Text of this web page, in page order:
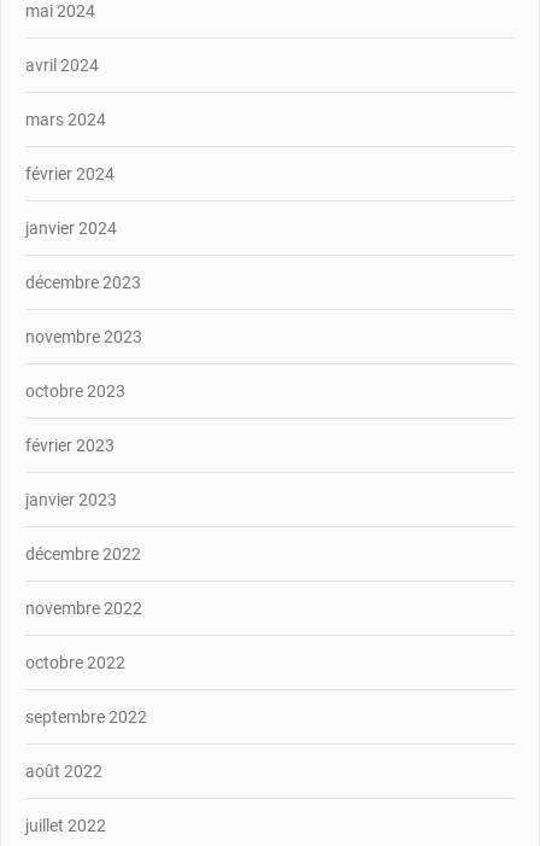
mai 2024
avril 2024
mars 2024
février 2024
janvier 2024
décembre 2023
novembre 2023
octobre 2023
février 2023
janvier 2023
décembre 2022
novembre 2022
octobre 2022
septembre 2022
août 2022
juillet 2022